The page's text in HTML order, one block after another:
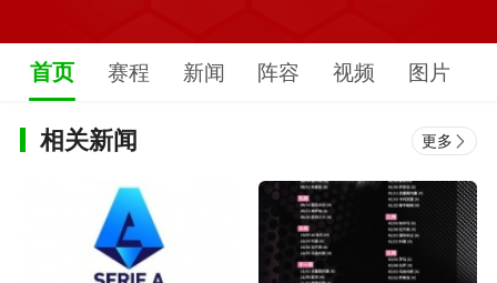
首页 赛程 新闻 阵容 视频 图片
相关新闻 更多